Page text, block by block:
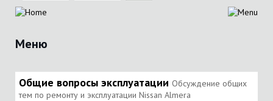
Меню
Общие вопросы эксплуатации Обсуждение общих
тем по ремонту и эксплуатации Nissan Almera